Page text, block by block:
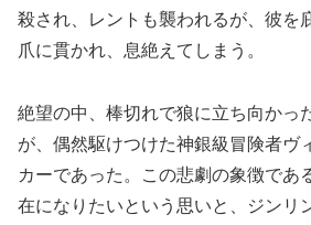
殺され、レントも襲われるが、彼を
爪に貫かれ、息絶えてしまう。
絶望の中、棒切れで狼に立ち向かっ
が、偶然駆けつけた神銀級冒険者ヴ
カーであった。この悲劇の象徴であ
在になりたいという思いと、ジンリ